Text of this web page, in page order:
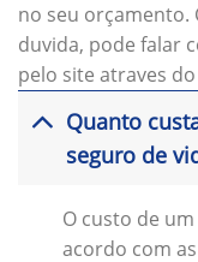
no seu orçamento.
duvida, pode falar
pelo site atraves
Quanto
seguro de
O custo de
acordo com